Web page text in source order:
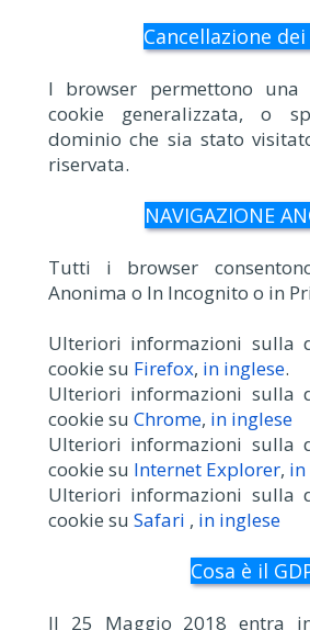
Cancellazione
I browser permettono una
cookie generalizzata, o
dominio che sia stato
riservata.
NAVIGAZIONE
Tutti i browser
Anonima o In Incognito o in
Ulteriori informazioni sulla
cookie su Firefox, in inglese.
Ulteriori informazioni sulla
cookie su Chrome, in inglese
Ulteriori informazioni sulla
cookie su Internet Explorer, in
Ulteriori informazioni sulla
cookie su Safari , in inglese
Cosa è il
Il 25 Maggio 2018 entra